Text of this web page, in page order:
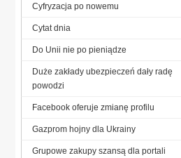
Cyfryzacja po nowemu
Cytat dnia
Do Unii nie po pieniądze
Duże zakłady ubezpieczeń dały radę
powodzi
Facebook oferuje zmianę profilu
Gazprom hojny dla Ukrainy
Grupowe zakupy szansą dla portali